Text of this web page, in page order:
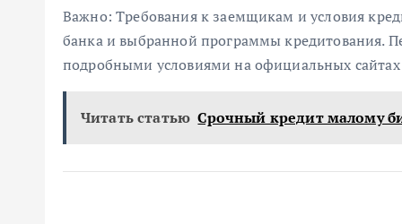
Важно: Требования к заемщикам и условия
банка и выбранной программы кредитования.
подробными условиями на официальных сайтах
Читать статью Срочный кредит малому